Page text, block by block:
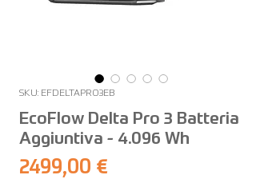
SKU: EFDELTAPRO3EB
EcoFlow Delta Pro 3 Batteria
Aggiuntiva - 4.096 Wh
2499,00 €